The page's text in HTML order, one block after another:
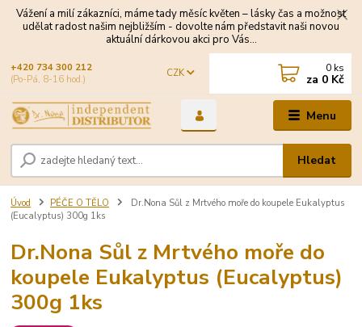
Vážení a milí zákazníci, máme tady měsíc květen – lásky čas a možnost
udělat radost našim nejbližším - dovolte nám představit naši novou
aktuální dárkovou akci pro Vás...
Menu
CZK
Hledat
+420 734 300 212
(Po-Pá, 8-16 hod.)
0 ks
za 0 Kč
Úvod PÉČE O TĚLO
Dr.Nona Sůl z Mrtvého moře do koupele Eukalyptus
(Eucalyptus) 300g 1ks
Dr.Nona Sůl z Mrtvého moře do
koupele Eukalyptus (Eucalyptus)
300g 1ks